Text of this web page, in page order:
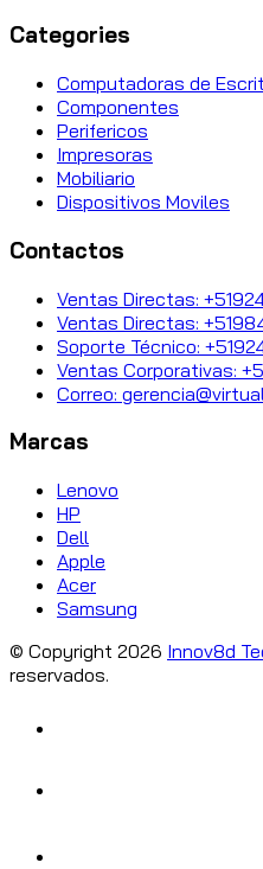
Categories
Computadoras de
Componentes
Perifericos
Impresoras
Mobiliario
Dispositivos Moviles
Contactos
Ventas Directas:
Ventas Directas:
Soporte Técnico:
Ventas Corporativas:
Correo:
Marcas
Lenovo
HP
Dell
Apple
Acer
Samsung
© Copyright 2026 Innov8d
reservados.